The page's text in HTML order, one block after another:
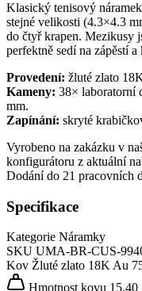
Klasický tenisový
stejné velikosti (4.3×4.3
do čtyř krapen. Mezikusy
perfektně sedí na zápěstí
Provedení: žluté zlato
Kameny: 38× laboratorní
mm.
Zapínání: skryté
Vyrobeno na zakázku v
konfigurátoru z aktuální
Dodání do 21 pracovních
Specifikace
Kategorie Náramky
SKU UMA-BR-CUS-
Kov Žluté zlato 18KAu
Hmotnost kovu 15.40